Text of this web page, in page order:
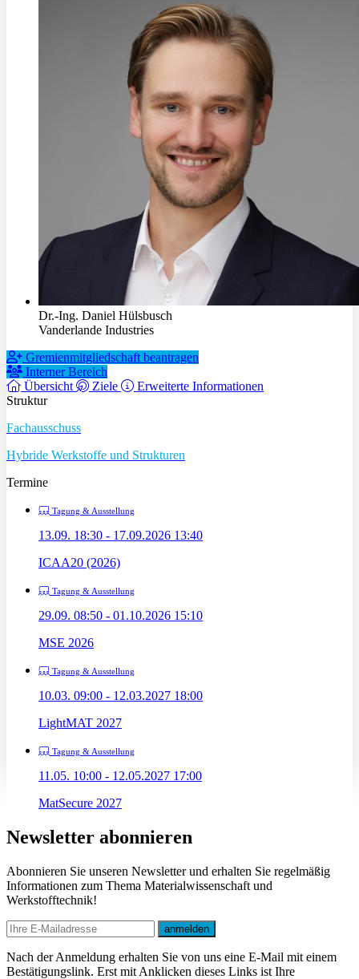
Dr.-Ing. Daniel Hülsbusch
Vanderlande Industries
Gremienmitgliedschaft beantragen
Interner Bereich
Übersicht
Ziele
Erweiterte Informationen
Struktur
Fachausschuss
Hybride Werkstoffe und Strukturen
Termine
Tagung & Ausstellung
13.09. 18:30 - 17.09.2026 13:40
ICAA20 (2026)
Tagung & Ausstellung
29.09. 08:50 - 01.10.2026 15:10
MSE 2026
Tagung & Ausstellung
10.03. 09:00 - 12.03.2027 18:00
LightMAT 2027
Tagung & Ausstellung
11.05. 10:00 - 12.05.2027 17:00
MatSecure 2027
Newsletter abonnieren
Abonnieren Sie unseren Newsletter und erhalten Sie regelmäßig
Informationen zum Thema Materialwissenschaft und
Werkstofftechnik!
E-mail
anmelden
Nach der Anmeldung erhalten Sie von uns eine E-Mail mit einem
Bestätigungslink. Erst mit Anklicken dieses Links ist Ihre